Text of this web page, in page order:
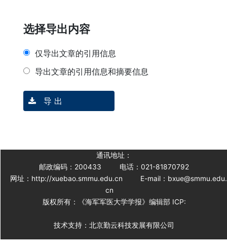
选择导出内容
仅导出文章的引用信息
导出文章的引用信息和摘要信息
导 出
通讯地址：
邮政编码：200433
电话：021-81870792
网址：http://xuebao.smmu.edu.cn
E-mail：bxue@smmu.edu.
cn
版权所有：《海军军医大学学报》编辑部 ICP:
技术支持：北京勤云科技发展有限公司